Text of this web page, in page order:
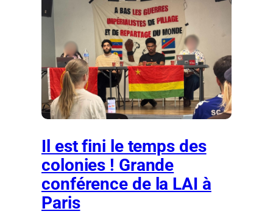
Il est fini le temps des
colonies ! Grande
conférence de la LAI à
Paris